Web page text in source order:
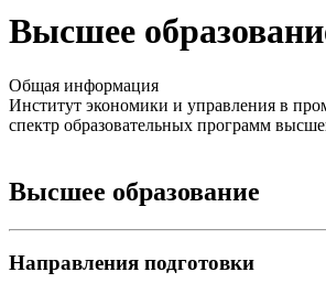
Высшее
Общая информация
Институт экономики и управления в
спектр образовательных программ
Высшее образование
Направления подготовки